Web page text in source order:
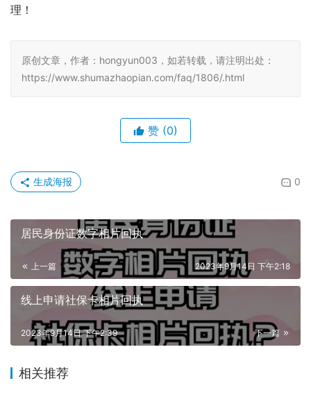
理！
原创文章，作者：hongyun003，如若转载，请注明出处：
https://www.shumazhaopian.com/faq/1806/.html
赞 (0)
0
生成海报
居民身份证数字相片回执
上一篇 2023年9月14日 下午2:18
线上申请社保卡相片回执
下一篇
2023年9月14日 下午2:39
相关推荐